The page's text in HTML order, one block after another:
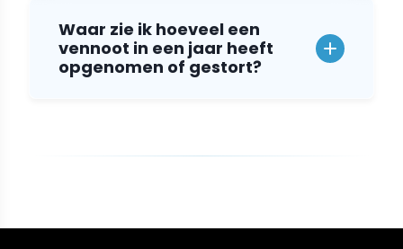
Waar zie ik hoeveel een
vennoot in een jaar heeft
opgenomen of gestort?